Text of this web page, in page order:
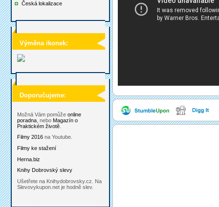
Česká lokalizace
Výměna ikonek:
Doporučujeme:
Možná Vám pomůže online
poradna , nebo Magazín o
Praktickém životě
Filmy 2016 na Youtube.
Filmy ke stažení
Herna.biz
Knihy Dobrovský slevy
Ušetřete na Knihydobrovsky.cz. Na
Slevovykupon.net je hodně slev.